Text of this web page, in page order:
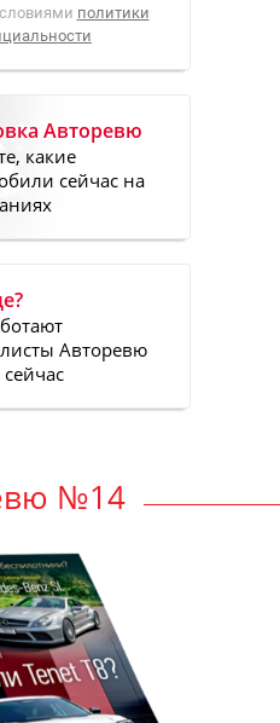
политики
Авторевю
какие
сейчас на
Авторевю
№14